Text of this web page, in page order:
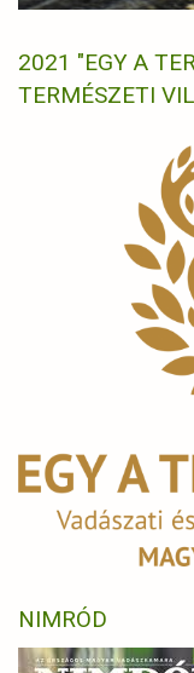
2021 "EGY A
TERMÉSZETI
NIMRÓD